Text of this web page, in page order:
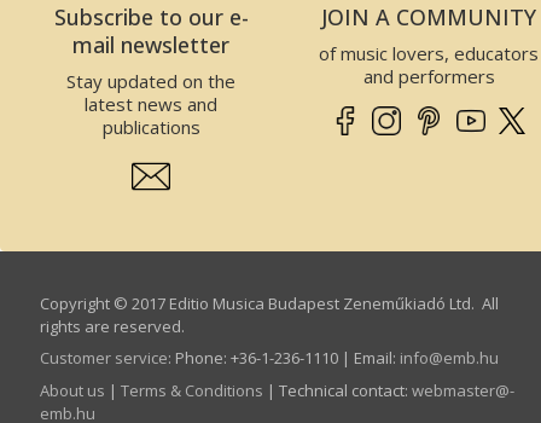
Subscribe to our e-
mail newsletter
Stay updated on the
latest news and
publications
JOIN A COMMUNITY
of music lovers, educators
and performers
Copyright © 2017 Editio Musica Budapest Zeneműkiadó Ltd. All
rights are reserved.
Customer service: Phone: +36-1-236-1110 | Email: info­@­emb.hu
About us | Terms & Conditions | Technical contact: webmaster­@­
emb.hu